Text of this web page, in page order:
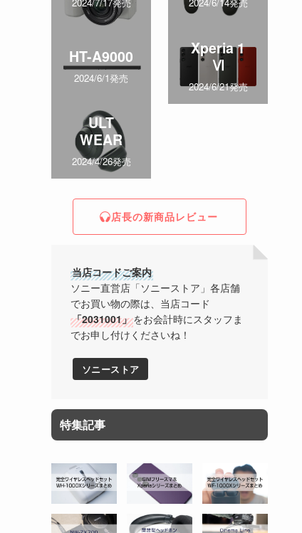
2024/7/17発売 2024/6/14発売
HT-A9000
2024/6/1発売
Xperia 1
Ⅵ
2024/6/21発売
ULT
WEAR
2024/4/26発売
店長の新商品レビュー
当店コードご案内
ソニー直営店「ソニーストア」各店舗
でお買い物の際は、当店コード
「2031001」をお会計時にスタッフま
でお申し付けくださいね！
ソニーストア
特集記事